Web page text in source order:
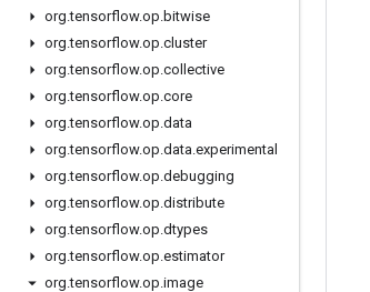
org.tensorflow.op.bitwise
org.tensorflow.op.cluster
org.tensorflow.op.collective
org.tensorflow.op.core
org.tensorflow.op.data
org.tensorflow.op.data.experimental
org.tensorflow.op.debugging
org.tensorflow.op.distribute
org.tensorflow.op.dtypes
org.tensorflow.op.estimator
org.tensorflow.op.image